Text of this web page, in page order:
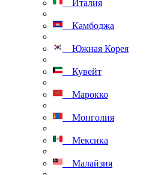
Италия
Камбоджа
Южная Корея
Кувейт
Марокко
Монголия
Мексика
Малайзия